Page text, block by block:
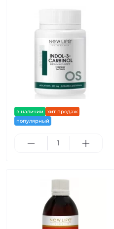
в наличии
хит продаж
популярный